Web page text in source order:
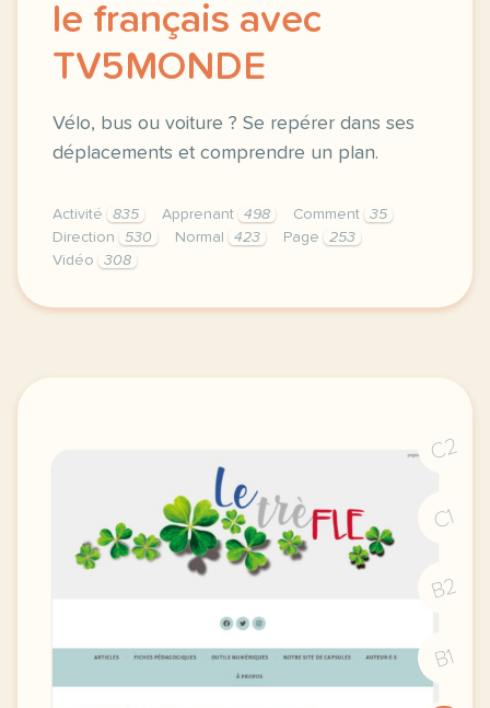
le français avec
TV5MONDE
Vélo, bus ou voiture ? Se repérer dans ses
déplacements et comprendre un plan.
Activité 835 Apprenant 498 Comment
35
Direction
530 Normal 423 Page
253
Vidéo
308
didomi host didomi components button cursor
C2
C1
B2
B1